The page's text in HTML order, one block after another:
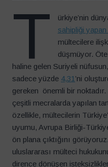
T ürkiye’nin
sahipliği yapan
mültecilere
düşmüyor. Öte
haline gelen Suriyeli
sadece yüzde 4,31 ’ni
gereken önemli bir
çeşitli mecralarda yapılan
özellikle, mültecilerin
uyumu, Avrupa Birliği-
ön plana çıktığını
uluslararası mülteci
dirence dönüşen